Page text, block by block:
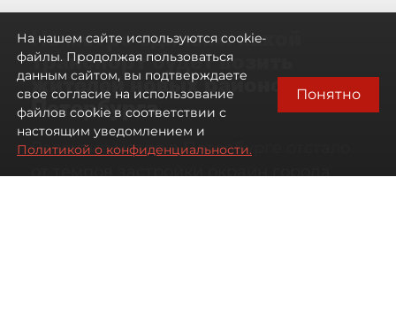
Не метро единым: какой
транспорт будет возить
жителей новых районов
Петербурга
Развитие метро в Петербурге отстало
от темпов застройки окраин города
На нашем сайте используются cookie-
файлы. Продолжая пользоваться
данным сайтом, вы подтверждаете
свое согласие на использование
файлов cookie в соответствии с
настоящим уведомлением и
Политикой о конфиденциальности.
Понятно